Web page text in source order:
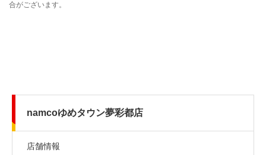
namcoゆめタウン夢彩都店
店舗情報